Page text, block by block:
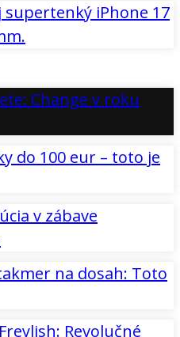
iPhone 17
Change v roku
do 100 eur – toto je
v zábave
na dosah: Toto
Revolučné